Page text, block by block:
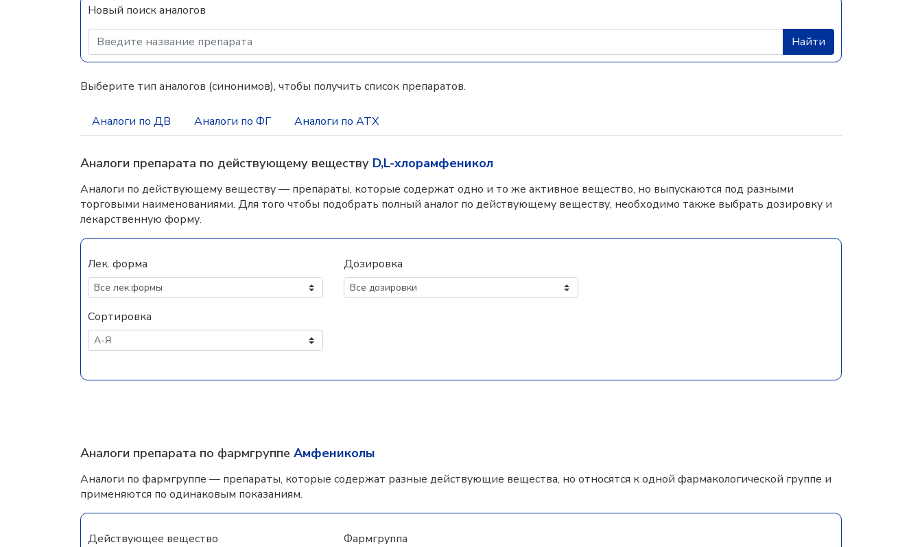
Новый поиск аналогов
Найти
Выберите тип аналогов (синонимов), чтобы получить список препаратов.
Аналоги по ДВ Аналоги по ФГ Аналоги по АТХ
Аналоги препарата по действующему веществу D,L-хлорамфеникол
Аналоги по действующему веществу — препараты, которые содержат одно и то же активное вещество, но выпускаются под разными
торговыми наименованиями. Для того чтобы подобрать полный аналог по действующему веществу, необходимо также выбрать дозировку и
лекарственную форму.
Лек. форма Дозировка
Сортировка
Аналоги препарата по фармгруппе Амфениколы
Аналоги по фармгруппе — препараты, которые содержат разные действующие вещества, но относятся к одной фармакологической группе и
применяются по одинаковым показаниям.
Действующее вещество Фармгруппа